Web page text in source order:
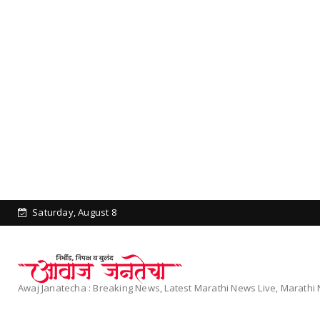
Saturday, August 8
Awaj Janatecha : Breaking News, Latest Marathi News Live, Marathi